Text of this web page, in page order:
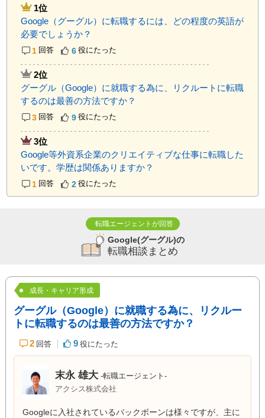
1位
Google（グーグル）に転職するには、どの程度の英語が
必要でしょうか？
1 回答 6 役にたった
2位
グーグル（Google）に就職する為に、リクルートに転職
するのは最善の方法ですか？
3 回答 9 役にたった
3位
Google等外資系企業のクリエイティブな仕事に転職した
いです。学歴は関係ありますか？
1 回答 2 役にたった
転職エージェントが回答
Google(グーグル)の
転職相談まとめ
成長・キャリア形成
グーグル（Google）に就職する為に、リクルー
トに転職するのは最善の方法ですか？
2 回答 9 役にたった
末永 雄大 -転職エージェント-
アクシス株式会社
Googleに入社されているバックボーンは様々ですが、主に